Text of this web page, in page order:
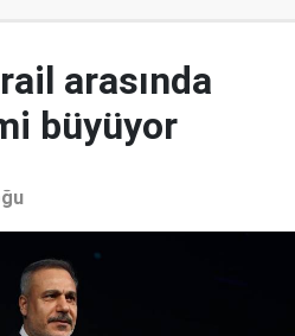
arasında
büyüyor